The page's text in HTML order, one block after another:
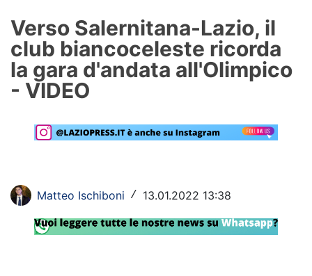
Formello
Infortuni
Primavera
Calciomercato
Rassegna Lazio
Social
Verso Salernitana-Lazio, il
club biancoceleste ricorda
la gara d'andata all'Olimpico
- VIDEO
Matteo Ischiboni / 13.01.2022 13:38